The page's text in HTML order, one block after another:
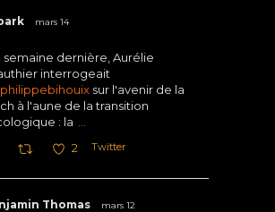
mars 14
semaine dernière, Aurélie
interrogeait
sur l'avenir de la
à l'aune de la transition
: la
2 Twitter
Thomas mars 12